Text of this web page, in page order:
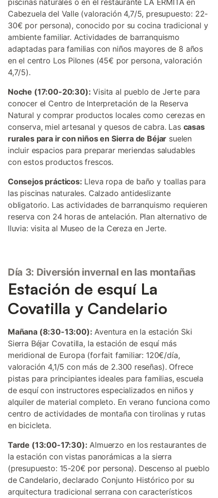
piscinas naturales o en el restaurante LA ERMITA en
Cabezuela del Valle (valoración 4,7/5, presupuesto: 22-
30€ por persona), conocido por su cocina tradicional y
ambiente familiar. Actividades de barranquismo
adaptadas para familias con niños mayores de 8 años
en el centro Los Pilones (45€ por persona, valoración
4,7/5).
Noche (17:00-20:30): Visita al pueblo de Jerte para
conocer el Centro de Interpretación de la Reserva
Natural y comprar productos locales como cerezas en
conserva, miel artesanal y quesos de cabra. Las casas
rurales para ir con niños en Sierra de Béjar suelen
incluir espacios para preparar meriendas saludables
con estos productos frescos.
Consejos prácticos: Lleva ropa de baño y toallas para
las piscinas naturales. Calzado antideslizante
obligatorio. Las actividades de barranquismo requieren
reserva con 24 horas de antelación. Plan alternativo de
lluvia: visita al Museo de la Cereza en Jerte.
Día 3: Diversión invernal en las montañas
Estación de esquí La
Covatilla y Candelario
Mañana (8:30-13:00): Aventura en la estación Ski
Sierra Béjar Covatilla, la estación de esquí más
meridional de Europa (forfait familiar: 120€/día,
valoración 4,1/5 con más de 2.300 reseñas). Ofrece
pistas para principiantes ideales para familias, escuela
de esquí con instructores especializados en niños y
alquiler de material completo. En verano funciona como
centro de actividades de montaña con tirolinas y rutas
en bicicleta.
Tarde (13:00-17:30): Almuerzo en los restaurantes de
la estación con vistas panorámicas a la sierra
(presupuesto: 15-20€ por persona). Descenso al pueblo
de Candelario, declarado Conjunto Histórico por su
arquitectura tradicional serrana con característicos